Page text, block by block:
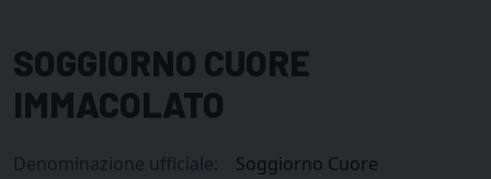
SOGGIORNO CUORE
IMMACOLATO
Denominazione ufficiale:
Soggiorno Cuore